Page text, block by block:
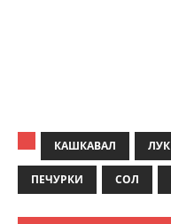
КАШКАВАЛ ЛУК
ПЕЧУРКИ СОЛ